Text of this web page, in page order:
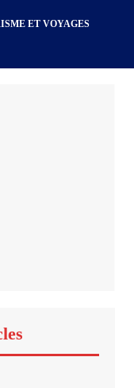
ET VOYAGES